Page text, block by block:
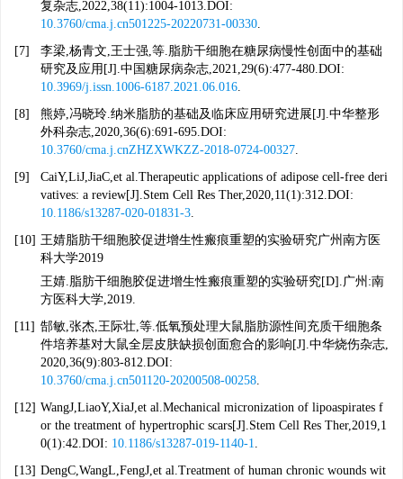
复杂志,2022,38(11):1004-1013.DOI:
10.3760/cma.j.cn501225-20220731-00330.
[7]
李梁,杨青文,王士强,等.脂肪干细胞在糖尿病慢性创面中的基础
研究及应用[J].中国糖尿病杂志,2021,29(6):477-480.DOI:
10.3969/j.issn.1006-6187.2021.06.016.
[8]
熊婷,冯晓玲.纳米脂肪的基础及临床应用研究进展[J].中华整形
外科杂志,2020,36(6):691-695.DOI:
10.3760/cma.j.cnZHZXWKZZ-2018-0724-00327.
[9]
CaiY,LiJ,JiaC,et al.Therapeutic applications of adipose cell-free deri
vatives: a review[J].Stem Cell Res Ther,2020,11(1):312.DOI:
10.1186/s13287-020-01831-3.
[10] 王婧脂肪干细胞胶促进增生性瘢痕重塑的实验研究广州 南方医
科大学2019
王婧.脂肪干细胞胶促进增生性瘢痕重塑的实验研究[D].广州:南
方医科大学,2019.
[11] 郜敏,张杰,王际壮,等.低氧预处理大鼠脂肪源性间充质干细胞条
件培养基对大鼠全层皮肤缺损创面愈合的影响[J].中华烧伤杂志,
2020,36(9):803-812.DOI:
10.3760/cma.j.cn501120-20200508-00258.
[12] WangJ,LiaoY,XiaJ,et al.Mechanical micronization of lipoaspirates f
or the treatment of hypertrophic scars[J].Stem Cell Res Ther,2019,1
0(1):42.DOI: 10.1186/s13287-019-1140-1.
[13] DengC,WangL,FengJ,et al.Treatment of human chronic wounds wit